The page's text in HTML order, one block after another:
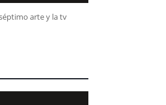
arte y la tv